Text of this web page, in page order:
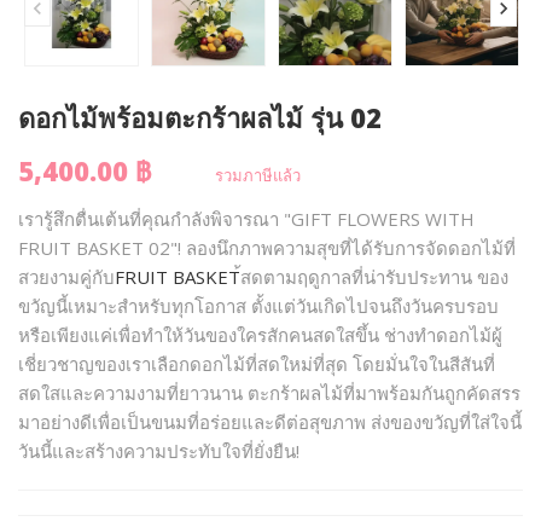
ดอกไม้พร้อมตะกร้าผลไม้ รุ่น 02
5,400.00 ฿
รวมภาษีแล้ว
เรารู้สึกตื่นเต้นที่คุณกำลังพิจารณา "GIFT FLOWERS WITH
FRUIT BASKET 02"! ลองนึกภาพความสุขที่ได้รับการจัดดอกไม้ที่
สวยงามคู่กับFRUIT BASKET้สดตามฤดูกาลที่น่ารับประทาน ของ
ขวัญนี้เหมาะสำหรับทุกโอกาส ตั้งแต่วันเกิดไปจนถึงวันครบรอบ
หรือเพียงแค่เพื่อทำให้วันของใครสักคนสดใสขึ้น ช่างทำดอกไม้ผู้
เชี่ยวชาญของเราเลือกดอกไม้ที่สดใหม่ที่สุด โดยมั่นใจในสีสันที่
สดใสและความงามที่ยาวนาน ตะกร้าผลไม้ที่มาพร้อมกันถูกคัดสรร
มาอย่างดีเพื่อเป็นขนมที่อร่อยและดีต่อสุขภาพ ส่งของขวัญที่ใส่ใจนี้
วันนี้และสร้างความประทับใจที่ยั่งยืน!